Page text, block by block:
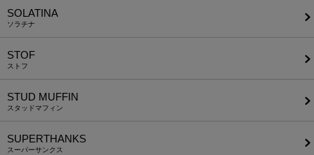
SOLATINA
ソラチナ
STOF
ストフ
STUD MUFFIN
スタッドマフィン
SUPERTHANKS
スーパーサンクス